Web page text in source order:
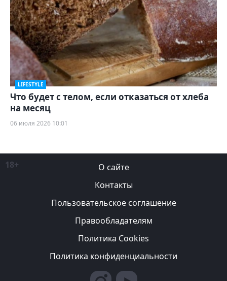
LIFESTYLE
Что будет с телом, если отказаться от хлеба
на месяц
06 июля 2026 10:01
18+
О сайте
Контакты
Пользовательское соглашение
Правообладателям
Политика Cookies
Политика конфиденциальности